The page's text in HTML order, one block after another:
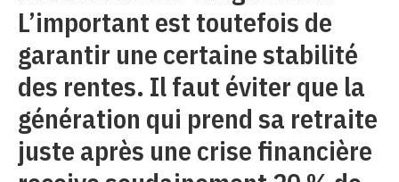
L’important est toutefois de
garantir une certaine stabilité
des rentes. Il faut éviter que la
génération qui prend sa retraite
juste après une crise financière